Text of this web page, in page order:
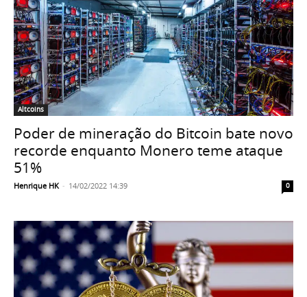
Altcoins
Poder de mineração do Bitcoin bate novo
recorde enquanto Monero teme ataque
51%
Henrique HK - 14/02/2022 14:39 0